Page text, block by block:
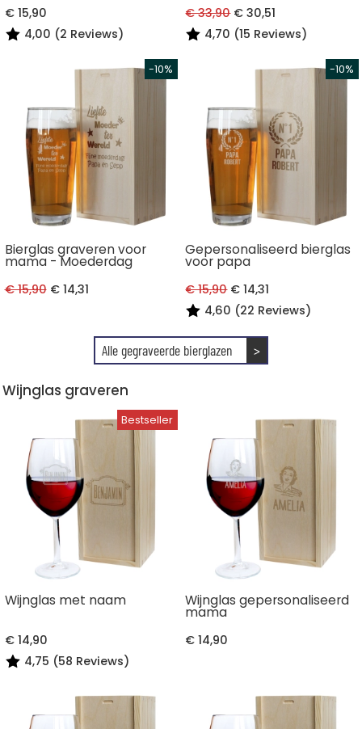
€ 15,90
4,00 (2 Reviews)
€ 33,90€ 30,51
4,70 (15 Reviews)
Bierglas graveren voor
mama - Moederdag
€ 15,90€ 14,31
Gepersonaliseerd bierglas
voor papa
€ 15,90€ 14,31
4,60 (22 Reviews)
Alle gegraveerde bierglazen >
Wijnglas graveren
Wijnglas met naam
€ 14,90
4,75 (58 Reviews)
Wijnglas gepersonaliseerd
mama
€ 14,90